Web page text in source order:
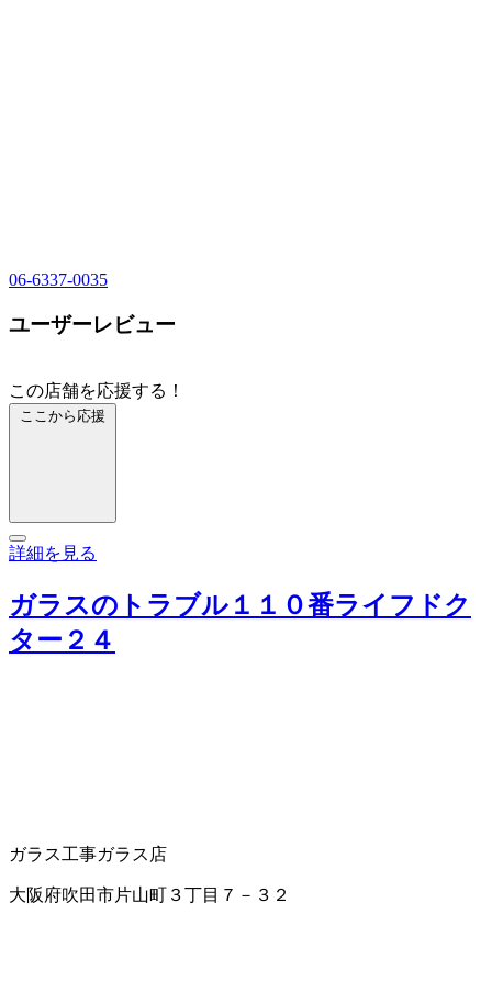
06-6337-0035
ユーザーレビュー
この店舗を応援する！
ここから応援
詳細を見る
ガラスのトラブル１１０番ライフドク
ター２４
ガラス工事ガラス店
大阪府吹田市片山町３丁目７－３２